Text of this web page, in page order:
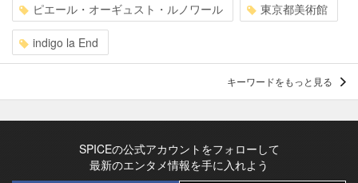
ピエール・オーギュスト・ルノワール 東京都美術館
indigo la End
キーワードをもっと見る
SPICEの公式アカウントをフォローして
最新のエンタメ情報を手に入れよう